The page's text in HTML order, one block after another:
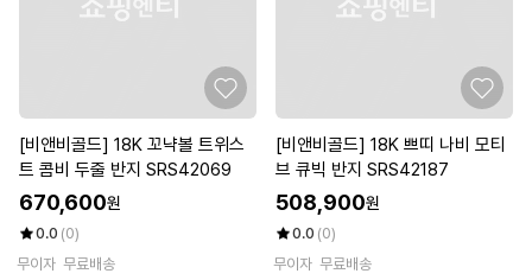
[비앤비골드] 18K 꼬냑볼 트위스
트 콤비 두줄 반지 SRS42069
670,600원
0.0 (0)
무이자 무료배송
[비앤비골드] 18K 쁘띠 나비 모티
브 큐빅 반지 SRS42187
508,900원
0.0 (0)
무이자 무료배송